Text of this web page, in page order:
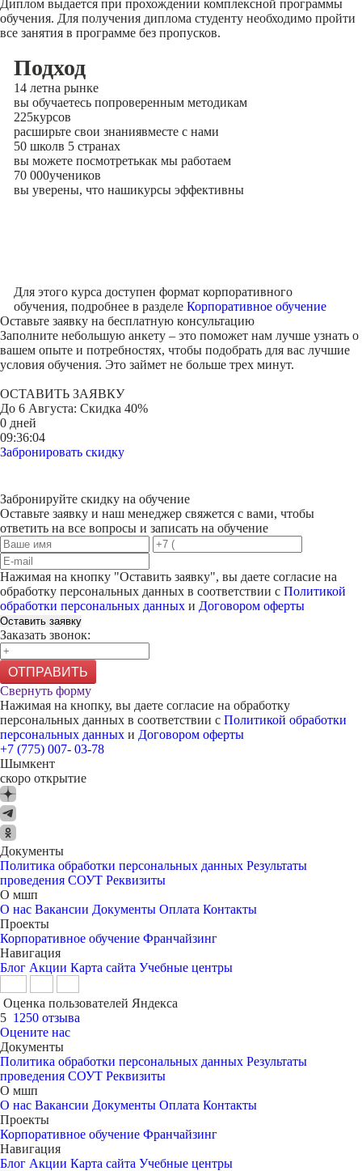
Диплом выдается при прохождении комплексной программы
обучения. Для получения диплома студенту необходимо пройти
все занятия в программе без пропусков.
Подход
14 летна рынке
вы обучаетесь попроверенным методикам
225курсов
расширьте свои знаниявместе с нами
50 школв 5 странах
вы можете посмотретькак мы работаем
70 000учеников
вы уверены, что нашикурсы эффективны
Для этого курса доступен формат корпоративного
обучения, подробнее в разделе Корпоративное обучение
Оставьте заявку на бесплатную консультацию
Заполните небольшую анкету – это поможет нам лучше узнать о
вашем опыте и потребностях, чтобы подобрать для вас лучшие
условия обучения. Это займет не больше трех минут.
ОСТАВИТЬ ЗАЯВКУ
До 6 Августа: Скидка 40%
0 дней
09:36:04
Забронировать скидку
Забронируйте скидку на обучение
Оставьте заявку и наш менеджер свяжется с вами, чтобы
ответить на все вопросы и записать на обучение
Нажимая на кнопку "Оставить заявку", вы даете согласие на
обработку персональных данных в соответствии с Политикой
обработки персональных данных и Договором оферты
Оставить заявку
Заказать звонок:
ОТПРАВИТЬ
Свернуть форму
Нажимая на кнопку, вы даете согласие на обработку
персональных данных в соответствии с Политикой обработки
персональных данных и Договором оферты
+7 (775) 007- 03-78
Шымкент
скоро открытие
Документы
Политика обработки персональных данных Результаты
проведения СОУТ Реквизиты
О мшп
О нас Вакансии Документы Оплата Контакты
Проекты
Корпоративное обучение Франчайзинг
Навигация
Блог Акции Карта сайта Учебные центры
Оценка пользователей Яндекса
5 1250 отзыва
Оцените нас
Документы
Политика обработки персональных данных Результаты
проведения СОУТ Реквизиты
О мшп
О нас Вакансии Документы Оплата Контакты
Проекты
Корпоративное обучение Франчайзинг
Навигация
Блог Акции Карта сайта Учебные центры